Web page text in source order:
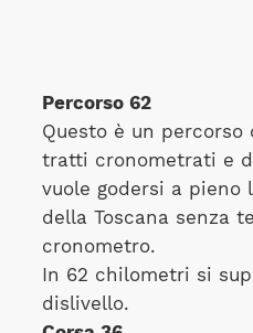
Percorso 62
Questo è un percorso
tratti cronometrati e
vuole godersi a pieno
della Toscana senza
cronometro.
In 62 chilometri si
dislivello.